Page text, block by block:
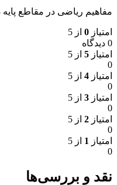
مفاهیم ریاضی در مقاطع
امتیاز 0 از 5
0 دیدگاه
امتیاز 5 از 5
0
امتیاز 4 از 5
0
امتیاز 3 از 5
0
امتیاز 2 از 5
0
امتیاز 1 از 5
0
نقد و بررسی‌ها